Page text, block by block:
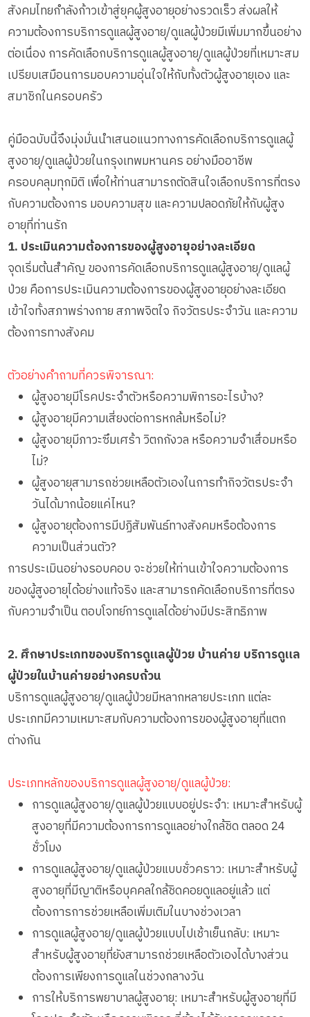
สังคมไทยกำลังก้าวเข้าสู่ยุคผู้สูงอายุอย่างรวดเร็ว ส่งผลให้
ความต้องการบริการดูแลผู้สูงอายุ/ดูแลผู้ป่วยมีเพิ่มมากขึ้นอย่าง
ต่อเนื่อง การคัดเลือกบริการดูแลผู้สูงอายุ/ดูแลผู้ป่วยที่เหมาะสม
เปรียบเสมือนการมอบความอุ่นใจให้กับทั้งตัวผู้สูงอายุเอง และ
สมาชิกในครอบครัว
คู่มือฉบับนี้จึงมุ่งมั่นนำเสนอแนวทางการคัดเลือกบริการดูแลผู้
สูงอายุ/ดูแลผู้ป่วยในกรุงเทพมหานคร อย่างมืออาชีพ
ครอบคลุมทุกมิติ เพื่อให้ท่านสามารถตัดสินใจเลือกบริการที่ตรง
กับความต้องการ มอบความสุข และความปลอดภัยให้กับผู้สูง
อายุที่ท่านรัก
1. ประเมินความต้องการของผู้สูงอายุอย่างละเอียด
จุดเริ่มต้นสำคัญ ของการคัดเลือกบริการดูแลผู้สูงอายุ/ดูแลผู้
ป่วย คือการประเมินความต้องการของผู้สูงอายุอย่างละเอียด
เข้าใจทั้งสภาพร่างกาย สภาพจิตใจ กิจวัตรประจำวัน และความ
ต้องการทางสังคม
ตัวอย่างคำถามที่ควรพิจารณา:
ผู้สูงอายุมีโรคประจำตัวหรือความพิการอะไรบ้าง?
ผู้สูงอายุมีความเสี่ยงต่อการหกล้มหรือไม่?
ผู้สูงอายุมีภาวะซึมเศร้า วิตกกังวล หรือความจำเสื่อมหรือ
ไม่?
ผู้สูงอายุสามารถช่วยเหลือตัวเองในการทำกิจวัตรประจำ
วันได้มากน้อยแค่ไหน?
ผู้สูงอายุต้องการมีปฏิสัมพันธ์ทางสังคมหรือต้องการ
ความเป็นส่วนตัว?
การประเมินอย่างรอบคอบ จะช่วยให้ท่านเข้าใจความต้องการ
ของผู้สูงอายุได้อย่างแท้จริง และสามารถคัดเลือกบริการที่ตรง
กับความจำเป็น ตอบโจทย์การดูแลได้อย่างมีประสิทธิภาพ
2. ศึกษาประเภทของบริการดูแลผู้ป่วย บ้านค่าย บริการดูแล
ผู้ป่วยในบ้านค่ายอย่างครบถ้วน
บริการดูแลผู้สูงอายุ/ดูแลผู้ป่วยมีหลากหลายประเภท แต่ละ
ประเภทมีความเหมาะสมกับความต้องการของผู้สูงอายุที่แตก
ต่างกัน
ประเภทหลักของบริการดูแลผู้สูงอายุ/ดูแลผู้ป่วย:
การดูแลผู้สูงอายุ/ดูแลผู้ป่วยแบบอยู่ประจำ: เหมาะสำหรับผู้
สูงอายุที่มีความต้องการการดูแลอย่างใกล้ชิด ตลอด 24
ชั่วโมง
การดูแลผู้สูงอายุ/ดูแลผู้ป่วยแบบชั่วคราว: เหมาะสำหรับผู้
สูงอายุที่มีญาติหรือบุคคลใกล้ชิดคอยดูแลอยู่แล้ว แต่
ต้องการการช่วยเหลือเพิ่มเติมในบางช่วงเวลา
การดูแลผู้สูงอายุ/ดูแลผู้ป่วยแบบไปเช้าเย็นกลับ: เหมาะ
สำหรับผู้สูงอายุที่ยังสามารถช่วยเหลือตัวเองได้บางส่วน
ต้องการเพียงการดูแลในช่วงกลางวัน
การให้บริการพยาบาลผู้สูงอายุ: เหมาะสำหรับผู้สูงอายุที่มี